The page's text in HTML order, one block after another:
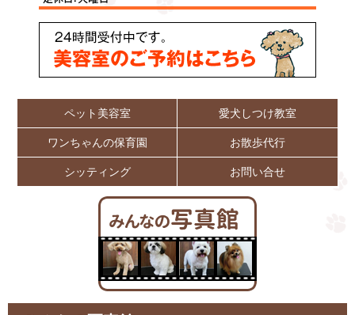
ペット美容室 愛犬しつけ教室
ワンちゃんの保育園 お散歩代行
シッティング お問い合せ